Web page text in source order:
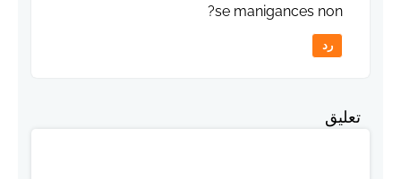
se manigances non?
رد
تعليق